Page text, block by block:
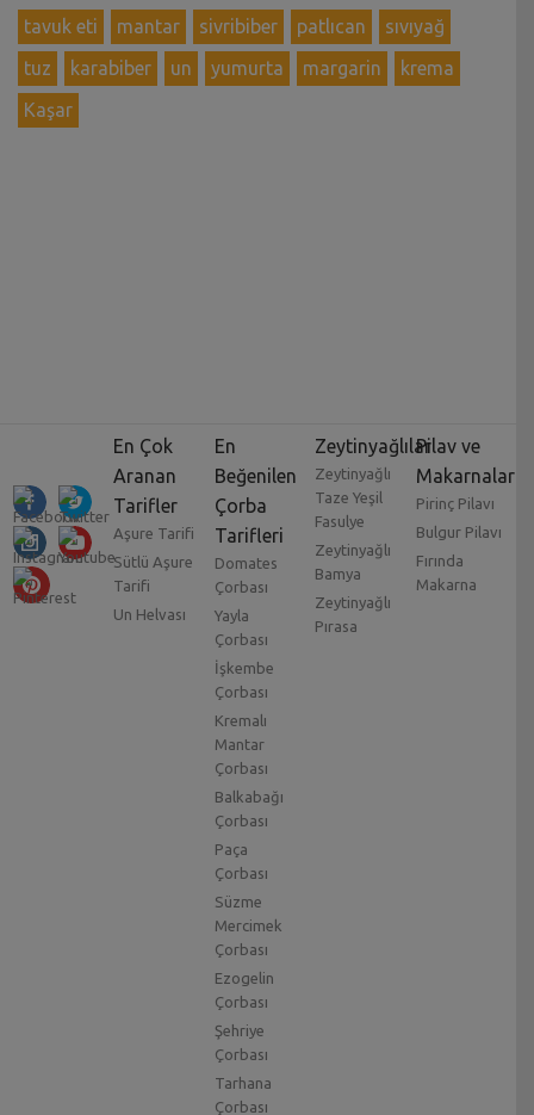
tavuk eti mantar sivribiber patlıcan
sıvıyağ
tuz
karabiber un yumurta margarin
krema
Kaşar
En Çok
Aranan
Tarifler
Aşure Tarifi
Sütlü Aşure
Tarifi
Un Helvası
En
Beğenilen
Çorba
Tarifleri
Domates
Çorbası
Yayla
Çorbası
İşkembe
Çorbası
Kremalı
Mantar
Çorbası
Balkabağı
Çorbası
Paça
Çorbası
Süzme
Mercimek
Çorbası
Ezogelin
Çorbası
Şehriye
Çorbası
Tarhana
Çorbası
Zeytinyağlılar
Zeytinyağlı
Taze Yeşil
Fasulye
Zeytinyağlı
Bamya
Zeytinyağlı
Pırasa
Pilav ve
Makarnalar
Pirinç Pilavı
Bulgur Pilavı
Fırında
Makarna